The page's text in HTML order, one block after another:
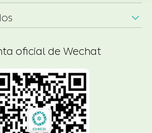

oficial de Wechat